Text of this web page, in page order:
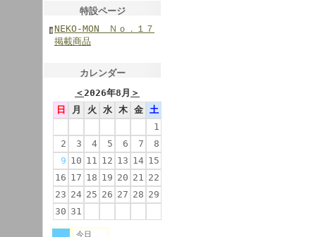
特設ページ
NEKO-MON Ｎｏ．１７
掲載商品
カレンダー
＜2026年8月 ＞
日
月 火 水 木 金
土
1
2
3 4 5 6 7
8
9 10 11 12 13 14 15
16 17 18 19 20 21 22
23 24 25 26 27 28 29
30 31
今日